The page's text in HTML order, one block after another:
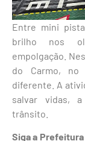
Entre mini
brilho nos
empolgação.
do Carmo, no
diferente. A
salvar vidas,
trânsito.
Siga a